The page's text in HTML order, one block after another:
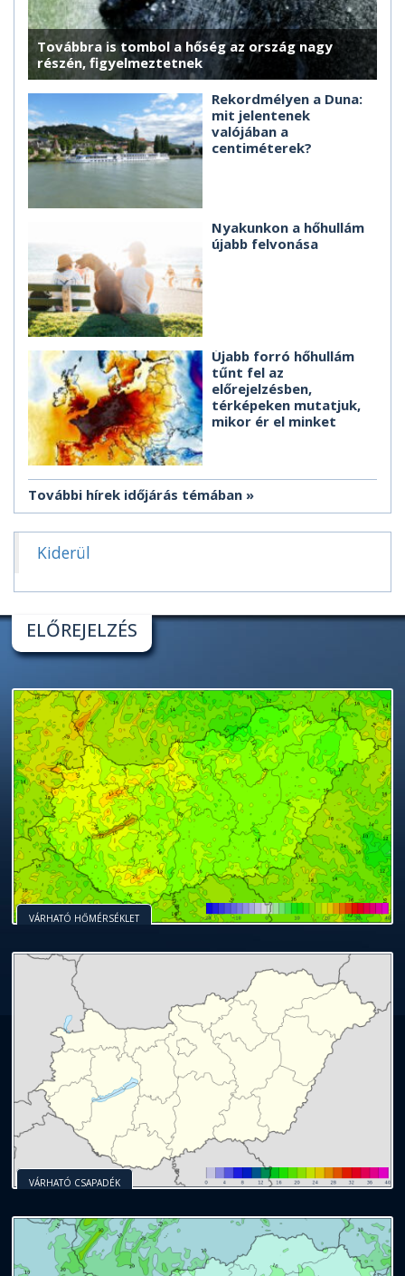
Továbbra is tombol a hőség az ország nagy
részén, figyelmeztetnek
Rekordmélyen a Duna:
mit jelentenek
valójában a
centiméterek?
Nyakunkon a hőhullám
újabb felvonása
Újabb forró hőhullám
tűnt fel az
előrejelzésben,
térképeken mutatjuk,
mikor ér el minket
További hírek időjárás témában
Kiderül
ELŐREJELZÉS
VÁRHATÓ HŐMÉRSÉKLET
VÁRHATÓ CSAPADÉK